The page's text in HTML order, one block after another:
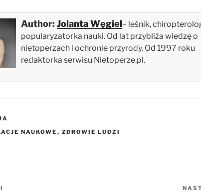
Author:Jolanta Węgiel– leśnik,
popularyzatorka nauki. Od lat przybliża wiedzę o
nietoperzach i ochronie przyrody. Od 1997 roku
redaktorka serwisu Nietoperze.pl.
NAUKOWE , ZDROWIE LUDZI